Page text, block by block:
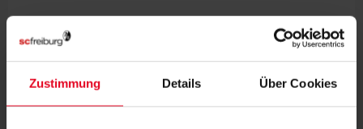
Zustimmung Details Über Cookies